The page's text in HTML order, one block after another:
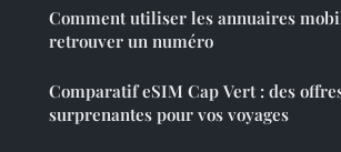
Comment utiliser les annuaires
retrouver un numéro
Comparatif eSIM Cap Vert : des
surprenantes pour vos voyages